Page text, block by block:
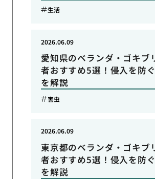
生活
愛知県のベランダ・ゴキブ
者おすすめ5選！侵入を防
を解説
2026.06.09
害虫
東京都のベランダ・ゴキブ
者おすすめ5選！侵入を防
を解説
2026.06.09